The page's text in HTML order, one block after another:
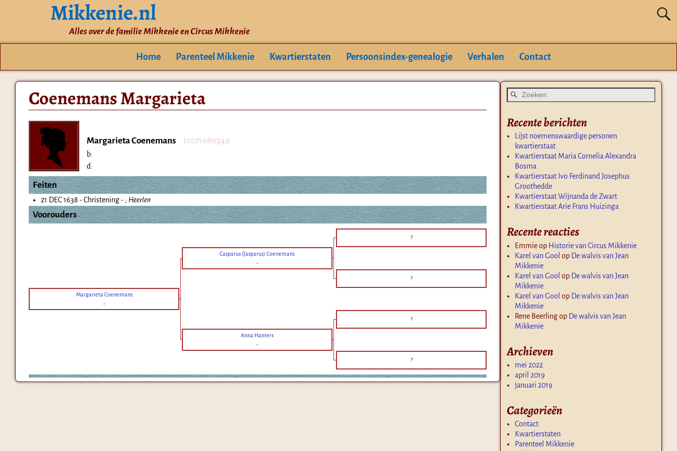
Mikkenie.nl
Alles over de familie Mikkenie en Circus Mikkenie
Home Parenteel Mikkenie Kwartierstaten Persoonsindex-genealogie Verhalen Contact
Coenemans Margarieta
Margarieta Coenemans I1071689349
b:
d:
Feiten
21 DEC 1638 - Christening - ; Heerlen
Voorouders
?
Casparus (Jasparus) Coenemans
-
?
Margarieta Coenemans
-
?
Anna Hamers
-
?
Recente berichten
Lijst noemenswaardige personen
kwartierstaat
Kwartierstaat Maria Cornelia Alexandra
Bosma
Kwartierstaat Ivo Ferdinand Josephus
Groothedde
Kwartierstaat Wijnanda de Zwart
Kwartierstaat Arie Frans Huizinga
Recente reacties
Emmieop Historie van Circus Mikkenie
Karel van Gool op De walvis van Jean
Mikkenie
Karel van Gool op De walvis van Jean
Mikkenie
Karel van Gool op De walvis van Jean
Mikkenie
Rene Beerlingop De walvis van Jean
Mikkenie
Archieven
mei 2022
april 2019
januari 2019
Categorieën
Contact
Kwartierstaten
Parenteel Mikkenie